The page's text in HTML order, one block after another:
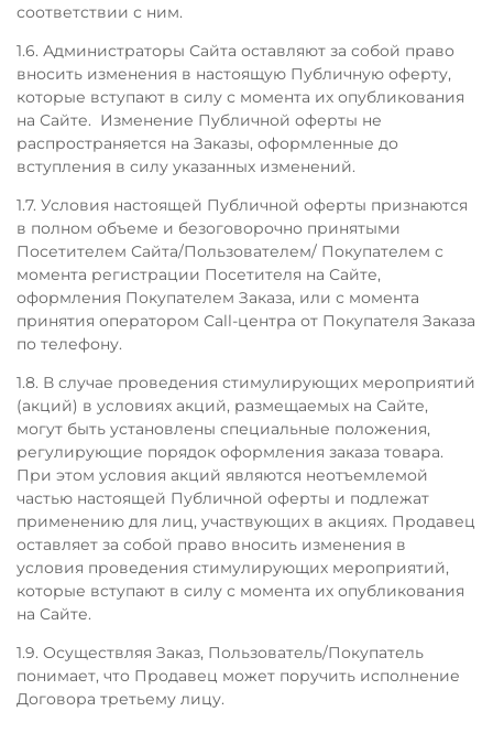
соответствии с ним.
1.6. Администраторы Сайта оставляют за собой право
вносить изменения в настоящую Публичную оферту,
которые вступают в силу с момента их опубликования
на Сайте. Изменение Публичной оферты не
распространяется на Заказы, оформленные до
вступления в силу указанных изменений.
1.7. Условия настоящей Публичной оферты признаются
в полном объеме и безоговорочно принятыми
Посетителем Сайта/Пользователем/ Покупателем с
момента регистрации Посетителя на Сайте,
оформления Покупателем Заказа, или с момента
принятия оператором Сall-центра от Покупателя Заказа
по телефону.
1.8. В случае проведения стимулирующих мероприятий
(акций) в условиях акций, размещаемых на Сайте,
могут быть установлены специальные положения,
регулирующие порядок оформления заказа товара.
При этом условия акций являются неотъемлемой
частью настоящей Публичной оферты и подлежат
применению для лиц, участвующих в акциях. Продавец
оставляет за собой право вносить изменения в
условия проведения стимулирующих мероприятий,
которые вступают в силу с момента их опубликования
на Сайте.
1.9. Осуществляя Заказ, Пользователь/Покупатель
понимает, что Продавец может поручить исполнение
Договора третьему лицу.